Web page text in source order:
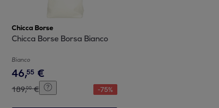
Chicca Borse
Chicca Borse Borsa Bianco
Bianco
46,55 €
189,00 € -75%